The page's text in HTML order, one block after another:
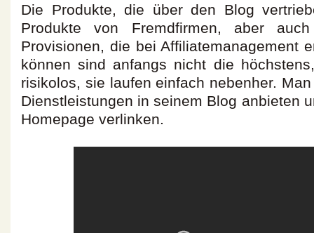
Die Produkte, die über den Blog
Produkte von Fremdfirmen, aber
Provisionen, die bei Affiliatemanagement
können sind anfangs nicht die
risikolos, sie laufen einfach nebenher.
Dienstleistungen in seinem Blog anbieten
Homepage verlinken.